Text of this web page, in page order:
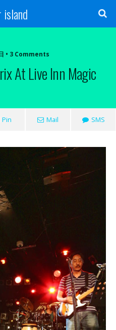
island
• 3 Comments
At Live Inn Magic
Pin Mail SMS